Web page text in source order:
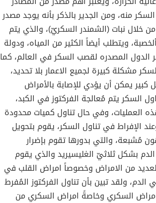
منه، ومن الجدير بالذكر بأنه يوجد مصدر
خلال نبات (الشمندر السكريّ)، والذي يتم
ويتطلب أيضاً الكثير من المياه، ودولة
الدول المصدره لقصب السكر في العالم، كما
مشكلة كبيرة لجميع الاعمار بلا تحديد،
كبير يمكن أن يؤدي للإصابة بالأمراض
السكر يتم مُعالجة الفركتوز في الكبد،
العمليات، وفي حال تناول كميات محدودة
الإفراط في تناول السكر، يقوم بتحويل
مُشبعة، والتي بدورها تقوم بإضرار
بشكل ثلاثيّ الغليسيريد والذي يقوم
من الامراض وخصوصاً امراض القلب في
ولقد تبين بأن تناول الفركتوز المُفرط
السكري وخاصةً امراض السكري من